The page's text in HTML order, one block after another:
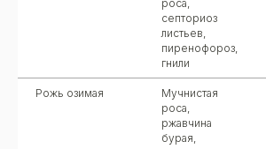
роса,
септориоз
листьев,
пиренофороз,
гнили
Рожь озимая
Мучнистая
роса,
ржавчина
бурая,